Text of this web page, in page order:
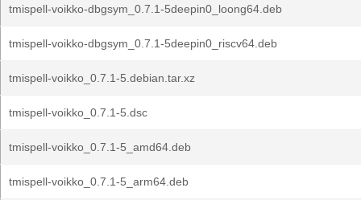
tmispell-voikko-dbgsym_0.7.1-5deepin0_loong64.deb
tmispell-voikko-dbgsym_0.7.1-5deepin0_riscv64.deb
tmispell-voikko_0.7.1-5.debian.tar.xz
tmispell-voikko_0.7.1-5.dsc
tmispell-voikko_0.7.1-5_amd64.deb
tmispell-voikko_0.7.1-5_arm64.deb